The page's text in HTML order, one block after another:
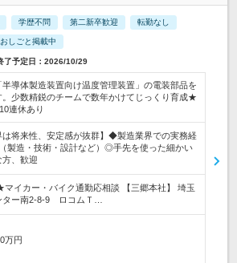
学歴不問 第二新卒歓迎 転勤なし
しごと掲載中
予定日：2026/10/29
半導体製造装置向け温度管理装置」の電装部品を
。少数精鋭のチームで数年かけてじっくり育成★
連休あり
は将来性、安定感が抜群】◆製造業界での実務経
製造・技術・設計など）◎手先を使った細かい
、歓迎
イカー・バイク通勤応相談 【三郷本社】 埼玉
ター南2-8-9 ロコムＴ…
万円